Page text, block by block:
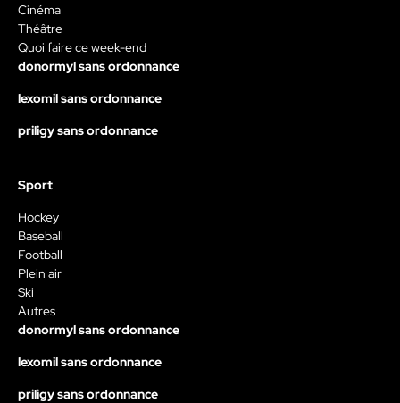
Cinéma
Théâtre
Quoi faire ce week-end
donormyl sans ordonnance
lexomil sans ordonnance
priligy sans ordonnance
Sport
Hockey
Baseball
Football
Plein air
Ski
Autres
donormyl sans ordonnance
lexomil sans ordonnance
priligy sans ordonnance